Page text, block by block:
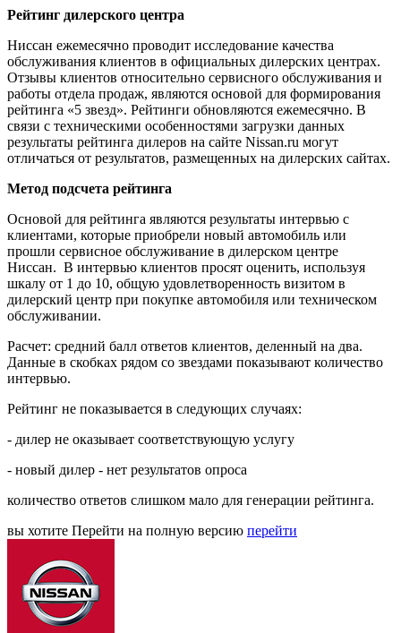
Рейтинг дилерского центра
Ниссан ежемесячно проводит исследование качества
обслуживания клиентов в официальных дилерских центрах.
Отзывы клиентов относительно сервисного обслуживания и
работы отдела продаж, являются основой для формирования
рейтинга «5 звезд». Рейтинги обновляются ежемесячно. В
связи с техническими особенностями загрузки данных
результаты рейтинга дилеров на сайте Nissan.ru могут
отличаться от результатов, размещенных на дилерских сайтах.
Метод подсчета рейтинга
Основой для рейтинга являются результаты интервью с
клиентами, которые приобрели новый автомобиль или
прошли сервисное обслуживание в дилерском центре
Ниссан. В интервью клиентов просят оценить, используя
шкалу от 1 до 10, общую удовлетворенность визитом в
дилерский центр при покупке автомобиля или техническом
обслуживании.
Расчет: средний балл ответов клиентов, деленный на два.
Данные в скобках рядом со звездами показывают количество
интервью.
Рейтинг не показывается в следующих случаях:
- дилер не оказывает соответствующую услугу
- новый дилер - нет результатов опроса
количество ответов слишком мало для генерации рейтинга.
вы хотите Перейти на полную версию перейти